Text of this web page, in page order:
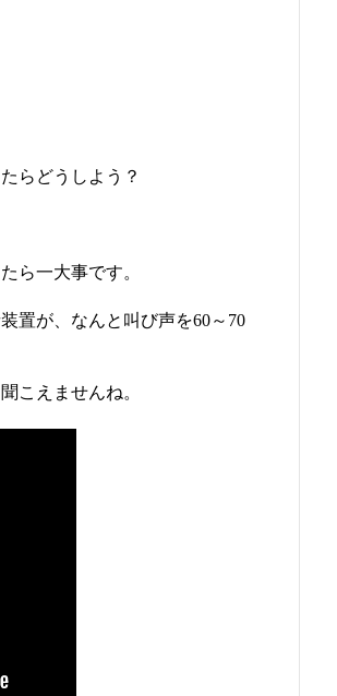
らどうしよう？
ら一大事です。
置が、なんと叫び声を60～70
こえませんね。